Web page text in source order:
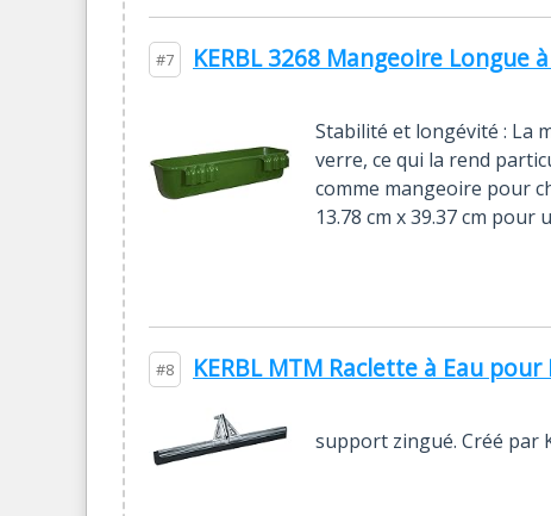
#7 KERBL 3268 Mangeoire Longue
Stabilité et longévité : La
verre, ce qui la rend
comme mangeoire pour
13.78 cm x 39.37 cm pour
#8 KERBL MTM Raclette à Eau
support zingué. Créé par